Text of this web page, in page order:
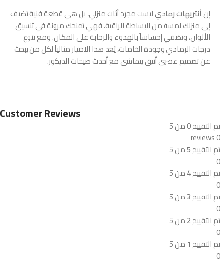
إنأنتريهات رماديليست مجرد أثاث منزلي، بل هي قطعة فنية تضيف
إلى منزلك لمسة من البساطة الراقية. فهي تمنحك مرونة في تنسيق
الألوان، وتضفي إحساساً بالهدوء والرحابة على المكان. ومع تنوع
درجات الرمادي وجودة الخامات، يُعد هذا الاختيار مثالياً لكل من يبحث
عن تصميم عصري أنيق يتماشى مع أحدث صيحات الديكور.
Customer Reviews
تم التقييم0من 5
0 reviews
تم التقييم5من 5
0
تم التقييم4من 5
0
تم التقييم3من 5
0
تم التقييم2من 5
0
تم التقييم 1 من 5
0